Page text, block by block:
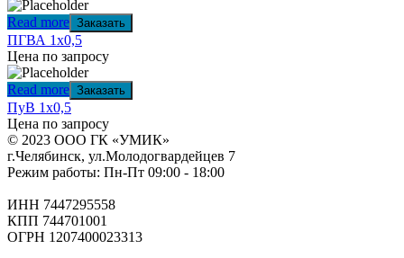
Read more Заказать
ПГВА 1х0,5
Цена по запросу
Read more Заказать
ПуВ 1х0,5
Цена по запросу
© 2023 ООО ГК «УМИК»
г.Челябинск, ул.Молодогвардейцев 7
Режим работы: Пн-Пт 09:00 - 18:00
ИНН 7447295558
КПП 744701001
ОГРН 1207400023313